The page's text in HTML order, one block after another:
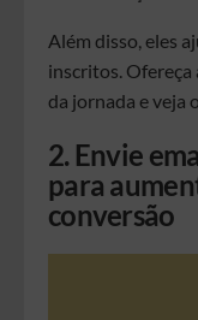
Além disso, eles
inscritos.
da jornada e veja
2. Envie
para
conversão